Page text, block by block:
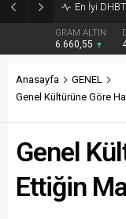
Burcular
GRAM ALTIN
6.660,55
Anasayfa
GENEL
Genel Kültürüne Göre
Genel
Ettiğin